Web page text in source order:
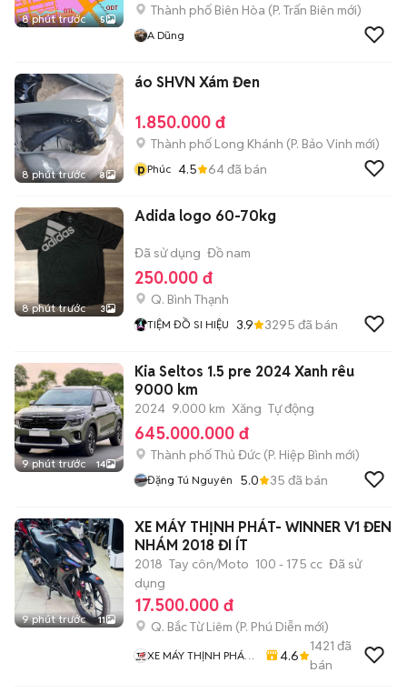
8 phút trước 5
Thành phố Biên Hòa (P. Trấn Biên mới)
A Dũng
8 phút trước 8
áo SHVN Xám Đen
1.850.000 đ
Thành phố Long Khánh (P. Bảo Vinh mới)
pPhúc 4.5 64đã bán
8 phút trước 3
Adida logo 60-70kg
Đã sử dụng Đồ nam
250.000 đ
Q. Bình Thạnh
TIỆM ĐỒ SI HIỆU 3.9 3295 đã bán
9 phút trước 14
Kia Seltos 1.5 pre 2024 Xanh rêu
9000 km
2024 9.000 km Xăng Tự động
645.000.000 đ
Thành phố Thủ Đức (P. Hiệp Bình mới)
Đặng Tú Nguyên 5.0 35 đã bán
9 phút trước 11
XE MÁY THỊNH PHÁT- WINNER V1 ĐEN
NHÁM 2018 ĐI ÍT
2018 Tay côn/Moto 100 - 175 cc Đã sử
dụng
17.500.000 đ
Q. Bắc Từ Liêm (P. Phú Diễn mới)
XE MÁY THỊNH PHÁT
4.6
1421 đã
bán